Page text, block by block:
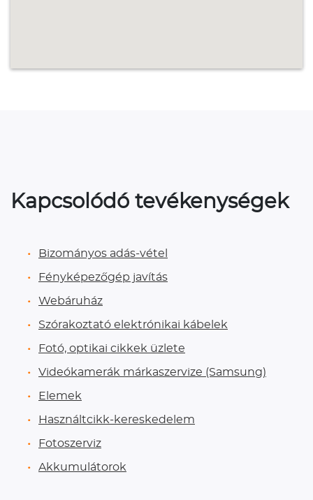
Kapcsolódó tevékenységek
Bizományos adás-vétel
Fényképezőgép javítás
Webáruház
Szórakoztató elektrónikai kábelek
Fotó, optikai cikkek üzlete
Videókamerák márkaszervize (Samsung)
Elemek
Használtcikk-kereskedelem
Fotoszerviz
Akkumulátorok